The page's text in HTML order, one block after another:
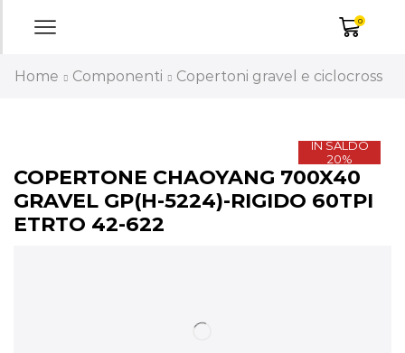
0
Home Componenti Copertoni gravel e ciclocross
IN SALDO
20%
COPERTONE CHAOYANG 700X40
GRAVEL GP(H-5224)-RIGIDO 60TPI
ETRTO 42-622